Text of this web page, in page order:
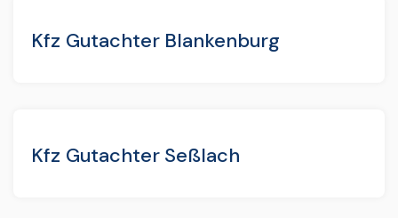
Kfz Gutachter Blankenburg
Kfz Gutachter Seßlach